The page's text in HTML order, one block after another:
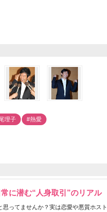
理子 #熱愛
に潜む“人身取引”のリアル
思ってませんか？実は恋愛や悪質ホス